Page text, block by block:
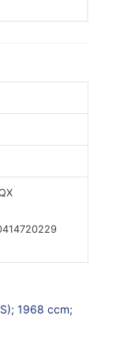
1968 ccm;